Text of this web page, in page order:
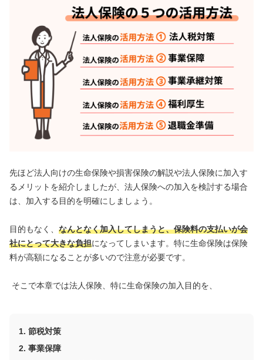
先ほど法人向けの生命保険や損害保険の解説や法人保険に加入す
るメリットを紹介しましたが、法人保険への加入を検討する場合
は、加入する目的を明確にしましょう。
目的もなく、 なんとなく加入してしまうと、保険料の支払いが会
社にとって大きな負担になってしまいます。特に生命保険は保険
料が高額になることが多いので注意が必要です。
そこで本章では法人保険、特に生命保険の加入目的を、
節税対策
事業保障